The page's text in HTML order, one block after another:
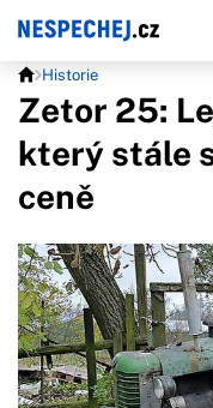
Historie
Zetor 25:
který stále
ceně